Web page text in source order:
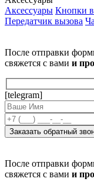
Аксессуары Кнопки
Передатчик вызова
После отправки
свяжется с вами и
[telegram]
После отправки
свяжется с вами и